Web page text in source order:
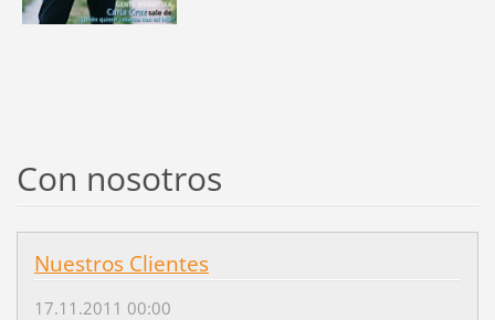
Con nosotros
Nuestros Clientes
17.11.2011 00:00